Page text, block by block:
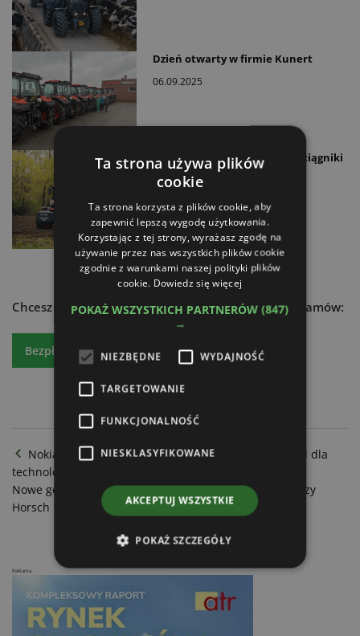
Dzień otwarty w firmie Kunert
06.09.2025
Od 100 do 142 KM. Co oferują ciągniki
Kioti serii HX?
Chcesz dowiedzieć się więcej? Czytaj atr express - zamów:
Bezpłatny egzemplarz Prenumeratę
Nokian Tyres prezentuje Intuitu 2.0 - srebrny medal dla
technologii rolniczej
Nowe generacje siewników, kultywatorów i opryskiwaczy
Horsch
Reklama
Ta strona używa plików
cookie
Ta strona korzysta z plików cookie, aby
zapewnić lepszą wygodę użytkowania.
Korzystając z tej strony, wyrażasz zgodę na
używanie przez nas wszystkich plików cookie
zgodnie z warunkami naszej polityki plików
cookie. Dowiedz się więcej
POKAŻ WSZYSTKICH PARTNERÓW(847)
→
NIEZBĘDNE WYDAJNOŚĆ
TARGETOWANIE
FUNKCJONALNOŚĆ
NIESKLASYFIKOWANE
AKCEPTUJ WSZYSTKIE
POKAŻ SZCZEGÓŁY